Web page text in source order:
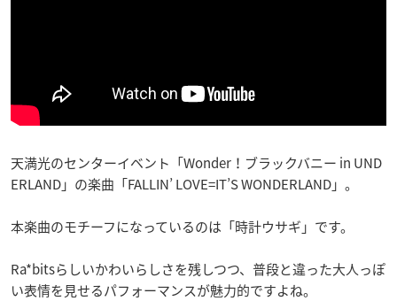
天満光のセンターイベント「Wonder！ブラックバニー in UND
ERLAND」の楽曲「FALLIN’ LOVE=IT’S WONDERLAND」。
本楽曲のモチーフになっているのは「時計ウサギ」です。
Ra*bitsらしいかわいらしさを残しつつ、普段と違った大人っぽ
い表情を見せるパフォーマンスが魅力的ですよね。